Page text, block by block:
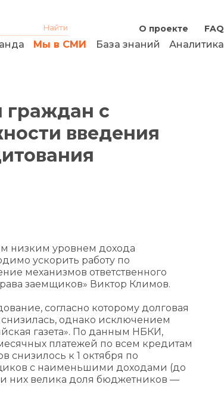
О проекте FAQ
Мы в СМИ База знаний Аналитика
граждан с
введения
низким уровнем дохода
ускорить работу по
механизмов ответственного
заемщиков» Виктор Климов.
согласно которому долговая
однако исключением
газета». По данным НБКИ,
платежей по всем кредитам
к 1 октября по
с наименьшими доходами (до
них велика доля бюджетников —